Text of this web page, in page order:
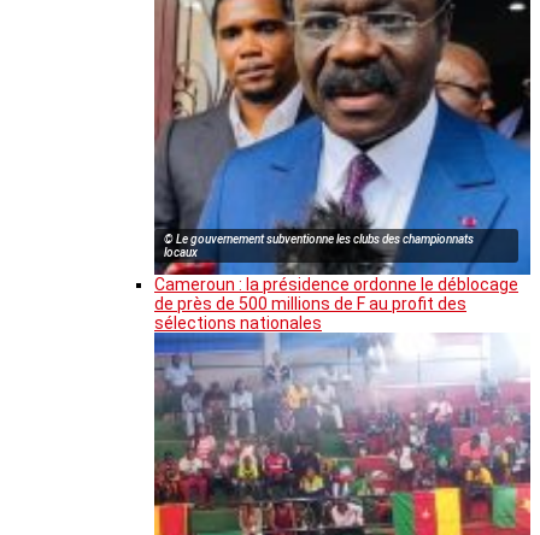
© Le gouvernement subventionne les clubs des championnats
locaux
Cameroun : la présidence ordonne le déblocage
de près de 500 millions de F au profit des
sélections nationales